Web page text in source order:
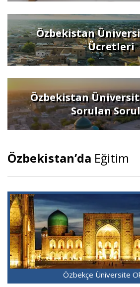
Özbekistan
Ücretleri
Özbekistan
Sorulan
Özbekistan’da Eğitim
Özbekçe Üniversite